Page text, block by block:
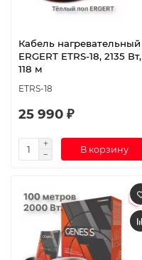
Кабель нагревательный
ERGERT ETRS-18, 2135 Вт,
118 м
ETRS-18
25 990 ₽
В корзину